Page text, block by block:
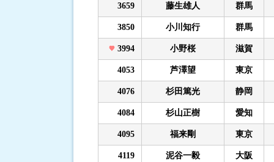
3659 藤生雄人 群馬
3850 小川知行 群馬
3994 小野桜 滋賀
4053 芦澤望 東京
4076 杉田篤光 静岡
4084 杉山正樹 愛知
4095 福来剛 東京
4119 泥谷一毅 大阪